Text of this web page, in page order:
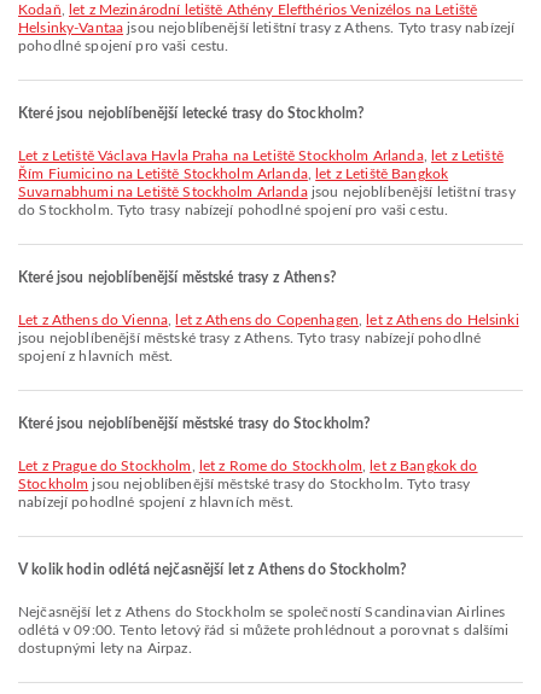
Kodaň
let z Mezinárodní letiště Athény Elefthérios Venizélos na Letiště
Helsinky-Vantaa jsou nejoblíbenější letištní trasy z Athens. Tyto trasy nabízejí
pohodlné spojení pro vaši cestu.
Které jsou nejoblíbenější letecké trasy do Stockholm?
let z Letiště Václava Havla Praha na Letiště Stockholm Arlanda,
let z Letiště
Řím Fiumicino na Letiště Stockholm Arlanda,
let z Letiště Bangkok
Suvarnabhumi na Letiště Stockholm Arlandajsou nejoblíbenější letištní trasy
do Stockholm. Tyto trasy nabízejí pohodlné spojení pro vaši cestu.
Které jsou nejoblíbenější městské trasy z Athens?
let z Athens do Vienna let z Athens do Copenhagen
let z Athens do Helsinki
jsou nejoblíbenější městské trasy z Athens. Tyto trasy nabízejí pohodlné
spojení z hlavních měst.
Které jsou nejoblíbenější městské trasy do Stockholm?
let z Prague do Stockholm let z Rome do Stockholm
let z Bangkok do
Stockholm jsou nejoblíbenější městské trasy do Stockholm. Tyto trasy
nabízejí pohodlné spojení z hlavních měst.
V kolik hodin odlétá nejčasnější let z Athens do Stockholm?
Nejčasnější let z Athens do Stockholm se společností Scandinavian Airlines
odlétá v 09:00. Tento letový řád si můžete prohlédnout a porovnat s dalšími
dostupnými lety na Airpaz.